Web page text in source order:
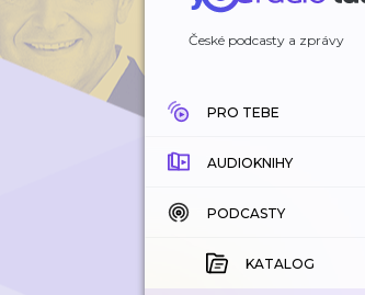
České podcasty a zprávy
PRO TEBE
AUDIOKNIHY
KATALOG
KOUPENÉ
PODCASTY
KATALOG